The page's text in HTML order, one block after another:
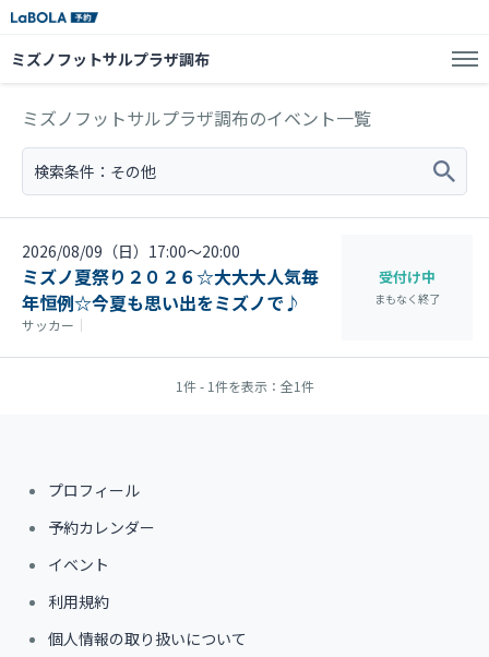
ミズノフットサルプラザ調布
ミズノフットサルプラザ調布のイベント一覧
検索条件： その他
2026/08/09（日）17:00〜20:00
ミズノ夏祭り２０２６☆大大大人気毎
年恒例☆今夏も思い出をミズノで♪
サッカー ｜
受付け中
まもなく終了
1件 - 1件を表示：全1件
プロフィール
予約カレンダー
イベント
利用規約
個人情報の取り扱いについて